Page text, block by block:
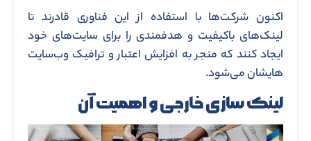
اکنون شرکت‌ها با استفاده از این فناوری قادرند تا
لینک‌های باکیفیت و هدفمندی را برای سایت‌های خود
ایجاد کنند که منجر به افزایش اعتبار و ترافیک وب‌سایت‌
هایشان می‌شود.
لینک سازی خارجی و اهمیت آن